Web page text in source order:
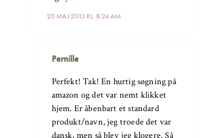
20 MAJ 2013 KL. 8:24 AM
Pernille
Perfekt! Tak! En hurtig søgning på
amazon og det var nemt klikket
hjem. Er åbenbart et standard
produkt/navn, jeg troede det var
dansk, men så blev jeg klogere. Så